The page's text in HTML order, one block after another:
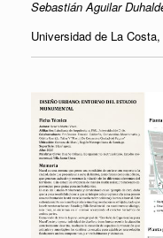
Sebastián Aguilar
Universidad de La